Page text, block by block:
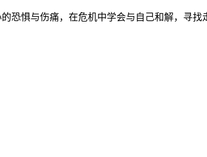
恐惧与伤痛，在危机中学会与自己和解，寻找